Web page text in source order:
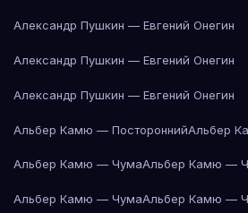
Александр Пушкин — Евгений Онегин
Александр Пушкин — Евгений Онегин
Александр Пушкин — Евгений Онегин
Альбер Камю — ПостороннийАльбер
Альбер Камю — ЧумаАльбер Камю —
Альбер Камю — ЧумаАльбер Камю —